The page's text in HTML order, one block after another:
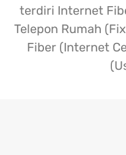
terdiri Internet
Telepon Rumah
Fiber (Internet